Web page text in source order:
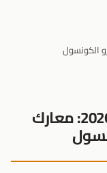
Iron Saga VS على PS5 في 2026: معارك